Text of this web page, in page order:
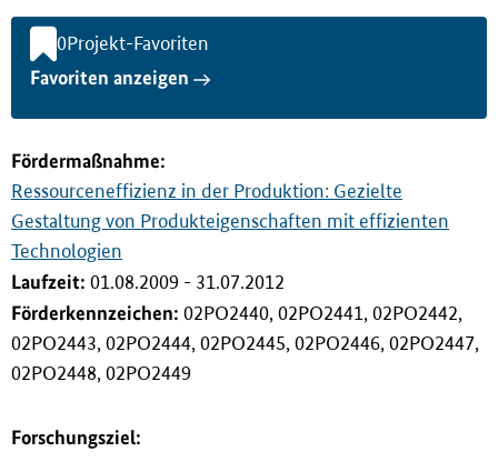
0Projekt-Favoriten
Favoriten anzeigen
Fördermaßnahme:
Ressourceneffizienz in der Produktion: Gezielte
Gestaltung von Produkteigenschaften mit effizienten
Technologien
Laufzeit: 01.08.2009 - 31.07.2012
Förderkennzeichen: 02PO2440, 02PO2441, 02PO2442,
02PO2443, 02PO2444, 02PO2445, 02PO2446, 02PO2447,
02PO2448, 02PO2449
Forschungsziel: